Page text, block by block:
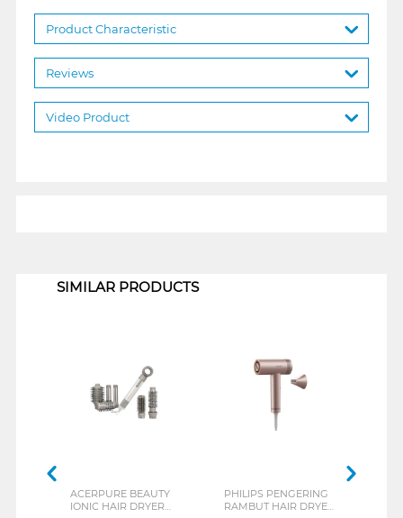
Product Characteristic
Reviews
Video Product
SIMILAR PRODUCTS
ACERPURE BEAUTY
IONIC HAIR DRYER
PHILIPS PENGERING
RAMBUT HAIR DRYER